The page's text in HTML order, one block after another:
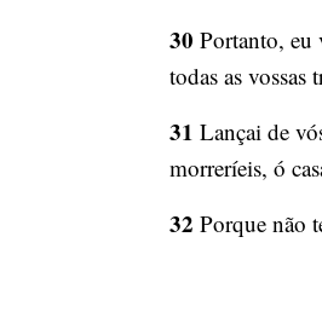
30 Portanto, eu
todas as vossas
31 Lançai de
morreríeis, ó
32 Porque não